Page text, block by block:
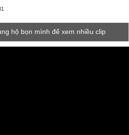
hộ bọn mình để xem nhiều clip